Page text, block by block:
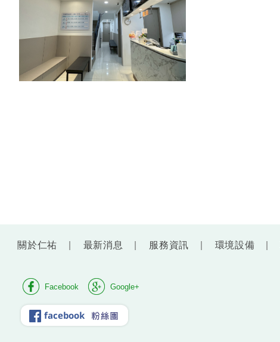
關於仁祐 最新消息 服務資訊 環境設備
Facebook Google+